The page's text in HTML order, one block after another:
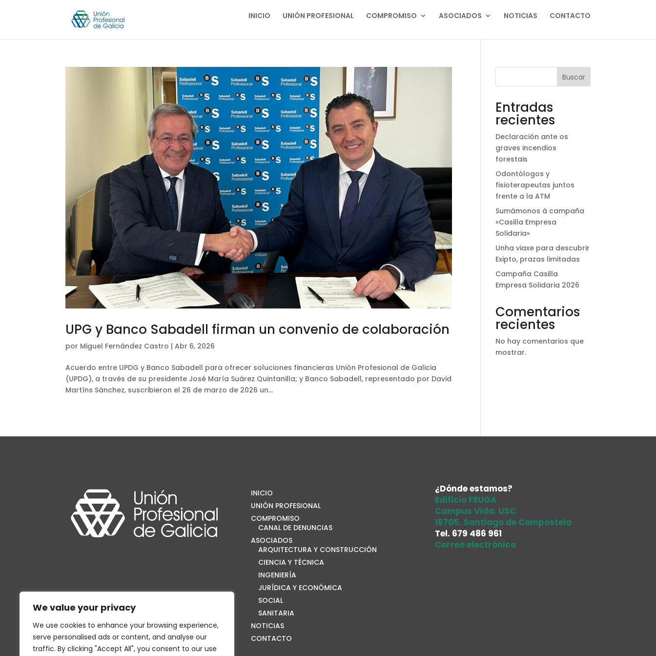
We value your privacy
We use cookies to enhance your browsing experience,
serve personalised ads or content, and analyse our
traffic. By clicking "Accept All", you consent to our use
INICIO UNIÓN PROFESIONAL COMPROMISO ASOCIADOS NOTICIAS CONTACTO
UPG y Banco Sabadell firman un convenio de colaboración
por Miguel Fernández Castro |Abr 6, 2026
Acuerdo entre UPDG y Banco Sabadell para ofrecer soluciones financieras Unión Profesional de Galicia
(UPDG), a través de su presidente José María Suárez Quintanilla; y Banco Sabadell, representado por David
Martíns Sánchez, suscribieron el 26 de marzo de 2026 un...
Buscar
Entradas
recientes
Declaración ante os
graves incendios
forestais
Odontólogos y
fisioterapeutas juntos
frente a la ATM
Sumámonos á campaña
«Casilla Empresa
Solidaria»
Unha viaxe para descubrir
Exipto, prazas limitadas
Campaña Casilla
Empresa Solidaria 2026
Comentarios
recientes
No hay comentarios que
mostrar.
INICIO
UNIÓN PROFESIONAL
COMPROMISO
CANAL DE DENUNCIAS
ASOCIADOS
ARQUITECTURA Y CONSTRUCCIÓN
CIENCIA Y TÉCNICA
INGENIERÍA
JURÍDICA Y ECONÓMICA
SOCIAL
SANITARIA
NOTICIAS
CONTACTO
¿Dónde estamos?
Edificio FEUGA
Campus Vida. USC
15705. Santiago de Compostela
Tel. 679 486 961
Correo electrónico